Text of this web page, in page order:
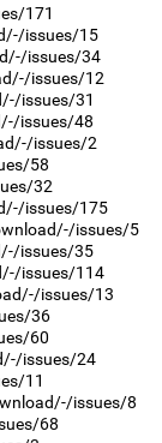
171
issues/15
issues/34
issues/12
issues/31
issues/48
issues/2
58
32
issues/175
issues/5
issues/35
issues/114
issues/13
36
60
issues/24
11
issues/8
68